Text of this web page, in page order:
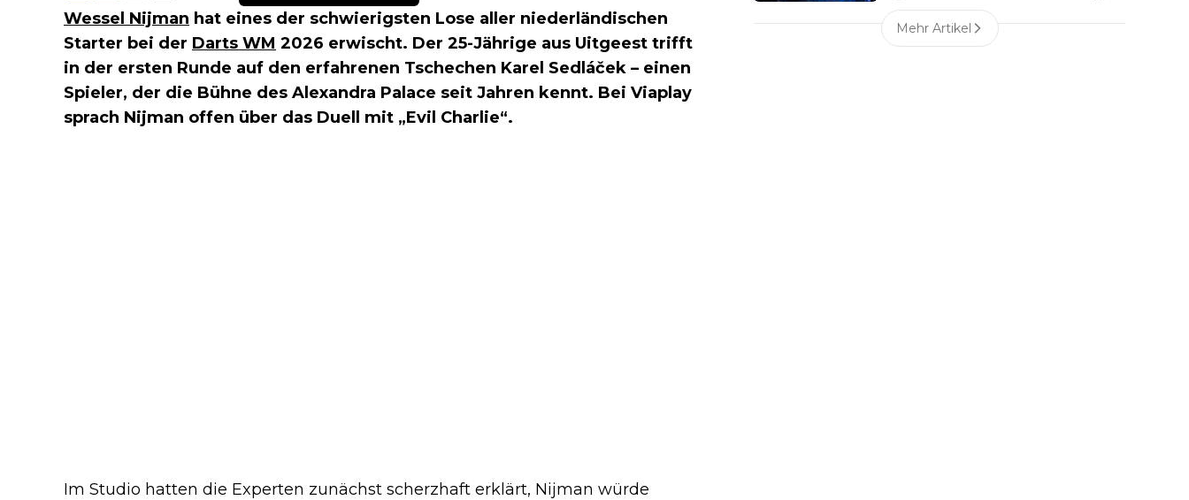
Wessel Nijman hat eines der schwierigsten Lose aller niederländischen
Starter bei der Darts WM 2026 erwischt. Der 25-Jährige aus Uitgeest trifft
in der ersten Runde auf den erfahrenen Tschechen Karel Sedláček – einen
Spieler, der die Bühne des Alexandra Palace seit Jahren kennt. Bei Viaplay
sprach Nijman offen über das Duell mit „Evil Charlie“.
Im Studio hatten die Experten zunächst scherzhaft erklärt, Nijman würde
Mehr Artikel